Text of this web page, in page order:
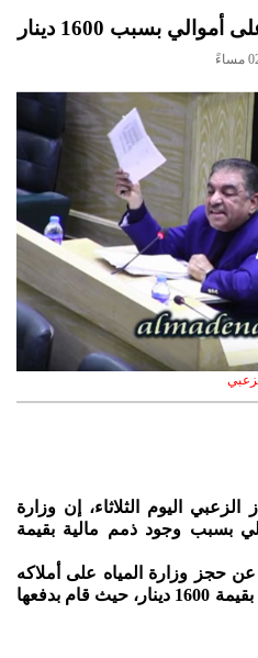
بسبب 1600 دينار
الزعبي اليوم الثلاثاء، إن وزارة
بسبب وجود ذمم مالية بقيمة
حجز وزارة المياه على أملاكه
وأمواله بسبب تراكم ذمم مالية بقيمة 1600 دينار، حيث قام بدفعها